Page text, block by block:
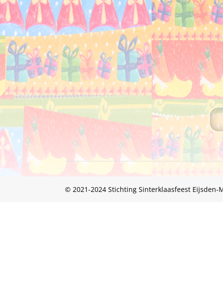
© 2021-2024 Stichting Sinterklaasfeest Eijsden-